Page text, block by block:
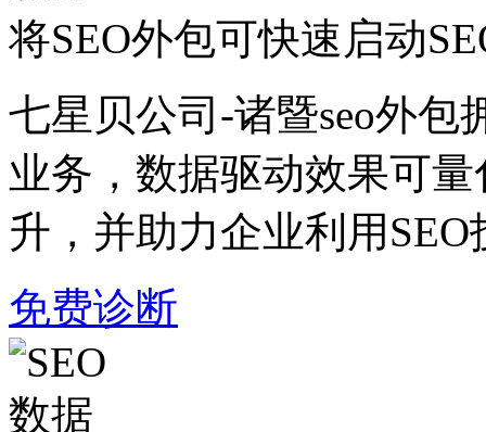
将SEO外包可快速启动
七星贝公司-诸暨seo外包
业务，数据驱动效果可
升，并助力企业利用
免费诊断